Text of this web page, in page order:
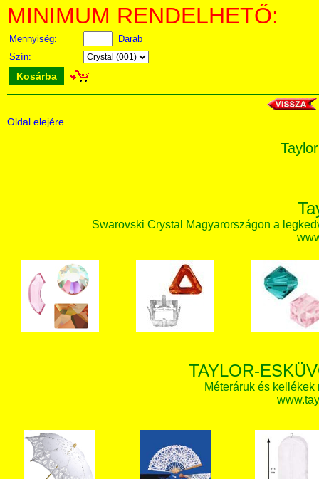
MINIMUM RENDELHETŐ:
Mennyiség:
Darab
Szín:
Kosárba
Oldal elejére
Swarovski Crystal Magyarországon a
TAYLOR-
Méteráruk és